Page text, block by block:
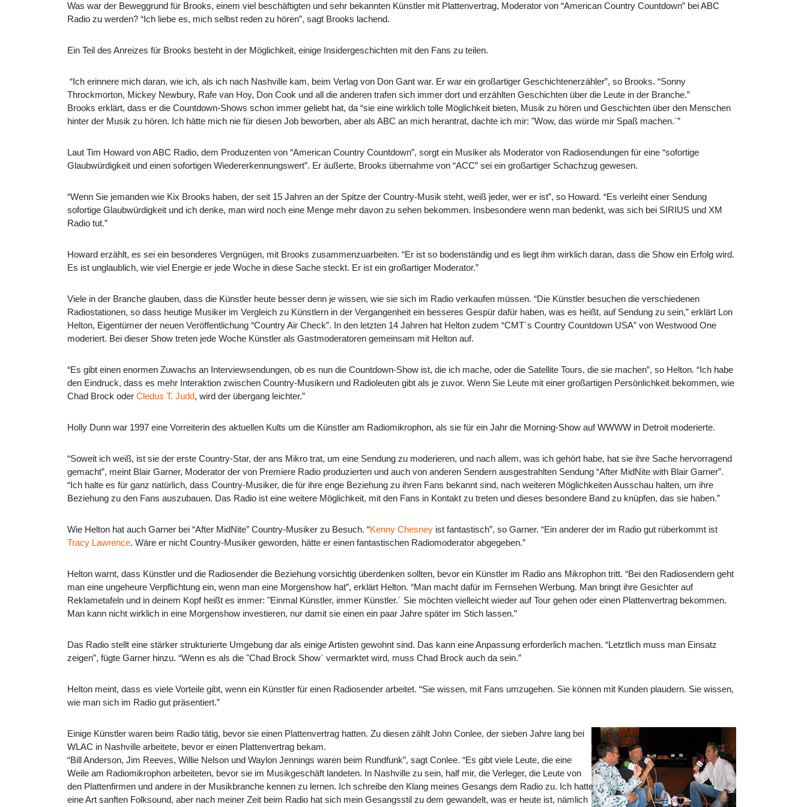
Was war der Beweggrund für Brooks, einem viel beschäftigten und sehr bekannten Künstler mit Plattenvertrag, Moderator von “American Country Countdown” bei ABC
Radio zu werden? “Ich liebe es, mich selbst reden zu hören”, sagt Brooks lachend.
Ein Teil des Anreizes für Brooks besteht in der Möglichkeit, einige Insidergeschichten mit den Fans zu teilen.
“Ich erinnere mich daran, wie ich, als ich nach Nashville kam, beim Verlag von Don Gant war. Er war ein großartiger Geschichtenerzähler”, so Brooks. “Sonny
Throckmorton, Mickey Newbury, Rafe van Hoy, Don Cook und all die anderen trafen sich immer dort und erzählten Geschichten über die Leute in der Branche.”
Brooks erklärt, dass er die Countdown-Shows schon immer geliebt hat, da “sie eine wirklich tolle Möglichkeit bieten, Musik zu hören und Geschichten über den Menschen
hinter der Musik zu hören. Ich hätte mich nie für diesen Job beworben, aber als ABC an mich herantrat, dachte ich mir: "Wow, das würde mir Spaß machen.´”
Laut Tim Howard von ABC Radio, dem Produzenten von “American Country Countdown”, sorgt ein Musiker als Moderator von Radiosendungen für eine “sofortige
Glaubwürdigkeit und einen sofortigen Wiedererkennungswert”. Er äußerte, Brooks übernahme von “ACC” sei ein großartiger Schachzug gewesen.
“Wenn Sie jemanden wie Kix Brooks haben, der seit 15 Jahren an der Spitze der Country-Musik steht, weiß jeder, wer er ist”, so Howard. “Es verleiht einer Sendung
sofortige Glaubwürdigkeit und ich denke, man wird noch eine Menge mehr davon zu sehen bekommen. Insbesondere wenn man bedenkt, was sich bei SIRIUS und XM
Radio tut.”
Howard erzählt, es sei ein besonderes Vergnügen, mit Brooks zusammenzuarbeiten. “Er ist so bodenständig und es liegt ihm wirklich daran, dass die Show ein Erfolg wird.
Es ist unglaublich, wie viel Energie er jede Woche in diese Sache steckt. Er ist ein großartiger Moderator.”
Viele in der Branche glauben, dass die Künstler heute besser denn je wissen, wie sie sich im Radio verkaufen müssen. “Die Künstler besuchen die verschiedenen
Radiostationen, so dass heutige Musiker im Vergleich zu Künstlern in der Vergangenheit ein besseres Gespür dafür haben, was es heißt, auf Sendung zu sein,” erklärt Lon
Helton, Eigentümer der neuen Veröffentlichung “Country Air Check”. In den letzten 14 Jahren hat Helton zudem “CMT´s Country Countdown USA” von Westwood One
moderiert. Bei dieser Show treten jede Woche Künstler als Gastmoderatoren gemeinsam mit Helton auf.
“Es gibt einen enormen Zuwachs an Interviewsendungen, ob es nun die Countdown-Show ist, die ich mache, oder die Satellite Tours, die sie machen”, so Helton. “Ich habe
den Eindruck, dass es mehr Interaktion zwischen Country-Musikern und Radioleuten gibt als je zuvor. Wenn Sie Leute mit einer großartigen Persönlichkeit bekommen, wie
Chad Brock oder Cledus T. Judd, wird der übergang leichter.”
Holly Dunn war 1997 eine Vorreiterin des aktuellen Kults um die Künstler am Radiomikrophon, als sie für ein Jahr die Morning-Show auf WWWW in Detroit moderierte.
“Soweit ich weiß, ist sie der erste Country-Star, der ans Mikro trat, um eine Sendung zu moderieren, und nach allem, was ich gehört habe, hat sie ihre Sache hervorragend
gemacht”, meint Blair Garner, Moderator der von Premiere Radio produzierten und auch von anderen Sendern ausgestrahlten Sendung “After MidNite with Blair Garner”.
“Ich halte es für ganz natürlich, dass Country-Musiker, die für ihre enge Beziehung zu ihren Fans bekannt sind, nach weiteren Möglichkeiten Ausschau halten, um ihre
Beziehung zu den Fans auszubauen. Das Radio ist eine weitere Möglichkeit, mit den Fans in Kontakt zu treten und dieses besondere Band zu knüpfen, das sie haben.”
Wie Helton hat auch Garner bei “After MidNite” Country-Musiker zu Besuch. “Kenny Chesney ist fantastisch”, so Garner. “Ein anderer der im Radio gut rüberkommt ist
Tracy Lawrence. Wäre er nicht Country-Musiker geworden, hätte er einen fantastischen Radiomoderator abgegeben.”
Helton warnt, dass Künstler und die Radiosender die Beziehung vorsichtig überdenken sollten, bevor ein Künstler im Radio ans Mikrophon tritt. “Bei den Radiosendern geht
man eine ungeheure Verpflichtung ein, wenn man eine Morgenshow hat”, erklärt Helton. “Man macht dafür im Fernsehen Werbung. Man bringt ihre Gesichter auf
Reklametafeln und in deinem Kopf heißt es immer: "Einmal Künstler, immer Künstler.´ Sie möchten vielleicht wieder auf Tour gehen oder einen Plattenvertrag bekommen.
Man kann nicht wirklich in eine Morgenshow investieren, nur damit sie einen ein paar Jahre später im Stich lassen.”
Das Radio stellt eine stärker strukturierte Umgebung dar als einige Artisten gewohnt sind. Das kann eine Anpassung erforderlich machen. “Letztlich muss man Einsatz
zeigen”, fügte Garner hinzu. “Wenn es als die "Chad Brock Show´ vermarktet wird, muss Chad Brock auch da sein.”
Helton meint, dass es viele Vorteile gibt, wenn ein Künstler für einen Radiosender arbeitet. “Sie wissen, mit Fans umzugehen. Sie können mit Kunden plaudern. Sie wissen,
wie man sich im Radio gut präsentiert.”
Einige Künstler waren beim Radio tätig, bevor sie einen Plattenvertrag hatten. Zu diesen zählt John Conlee, der sieben Jahre lang bei
WLAC in Nashville arbeitete, bevor er einen Plattenvertrag bekam.
“Bill Anderson, Jim Reeves, Willie Nelson und Waylon Jennings waren beim Rundfunk”, sagt Conlee. “Es gibt viele Leute, die eine
Weile am Radiomikrophon arbeiteten, bevor sie im Musikgeschäft landeten. In Nashville zu sein, half mir, die Verleger, die Leute von
den Plattenfirmen und andere in der Musikbranche kennen zu lernen. Ich schreibe den Klang meines Gesangs dem Radio zu. Ich hatte
eine Art sanften Folksound, aber nach meiner Zeit beim Radio hat sich mein Gesangsstil zu dem gewandelt, was er heute ist, nämlich